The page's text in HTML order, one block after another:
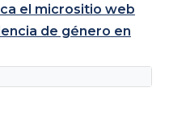
el micrositio web
de género en